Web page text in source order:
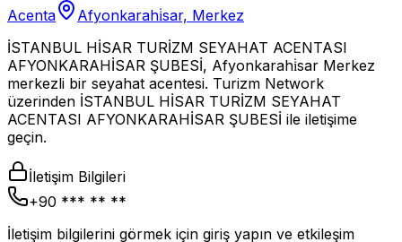
Acenta
Afyonkarahi̇sar, Merkez
İSTANBUL HİSAR TURİZM SEYAHAT ACENTASI
AFYONKARAHİSAR ŞUBESİ, Afyonkarahi̇sar Merkez
merkezli bir seyahat acentesi. Turizm Network
üzerinden İSTANBUL HİSAR TURİZM SEYAHAT
ACENTASI AFYONKARAHİSAR ŞUBESİ ile iletişime
geçin.
İletişim Bilgileri
+90 *** ** **
İletişim bilgilerini görmek için giriş yapın ve etkileşim